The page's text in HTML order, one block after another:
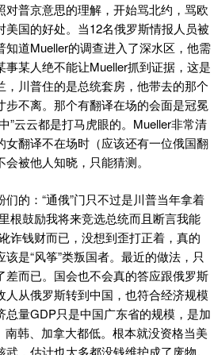
普京意思的理解，开始骂北约，骂欧
美国的好处。当12名俄罗斯情报人员被
知道Mueller的调查进入了深水区，他需
某人绝不能让Mueller抓到证据，这是
川普住的是总统套房，他带去的那个
步不离。那个有翻译在场的会面是冠冕
”云云都是打马虎眼的。Mueller非常清
女翻译不在场时（应该还有一位俄国翻
被他人知晓，只能猜测。
的：“通俄”门只不过是川普当年拿着
根鼓励我将来竞选总统而且断言我能
诈钱财而已，没想到歪打正着，真的
是“风筝”类叛国者。最近的做法，只
差而已。国会也不会真的答应跟俄罗斯
人从俄罗斯转到中国，也符合经济规模
总量GDP只是中国广东省的规模，是加
韩、加拿大都低。根本就没资格当美
，估计也大多都没钱维护成了废物。